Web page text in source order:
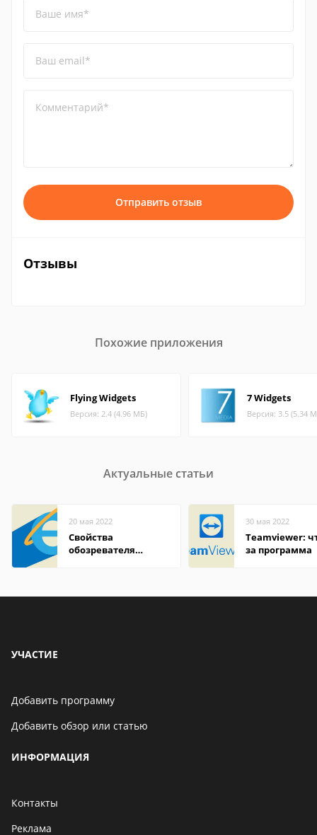
Ваше имя*
Ваш email*
Комментарий*
Отправить отзыв
Отзывы
Похожие приложения
Flying Widgets
Версия: 2.4 (4.96 МБ)
7 Widgets
Версия: 3.5 (5.34
Актуальные статьи
20 мая 2022
Свойства
обозревателя
30 мая 2022
Teamviewer:
за программа
УЧАСТИЕ
Добавить программу
Добавить обзор или статью
ИНФОРМАЦИЯ
Контакты
Реклама